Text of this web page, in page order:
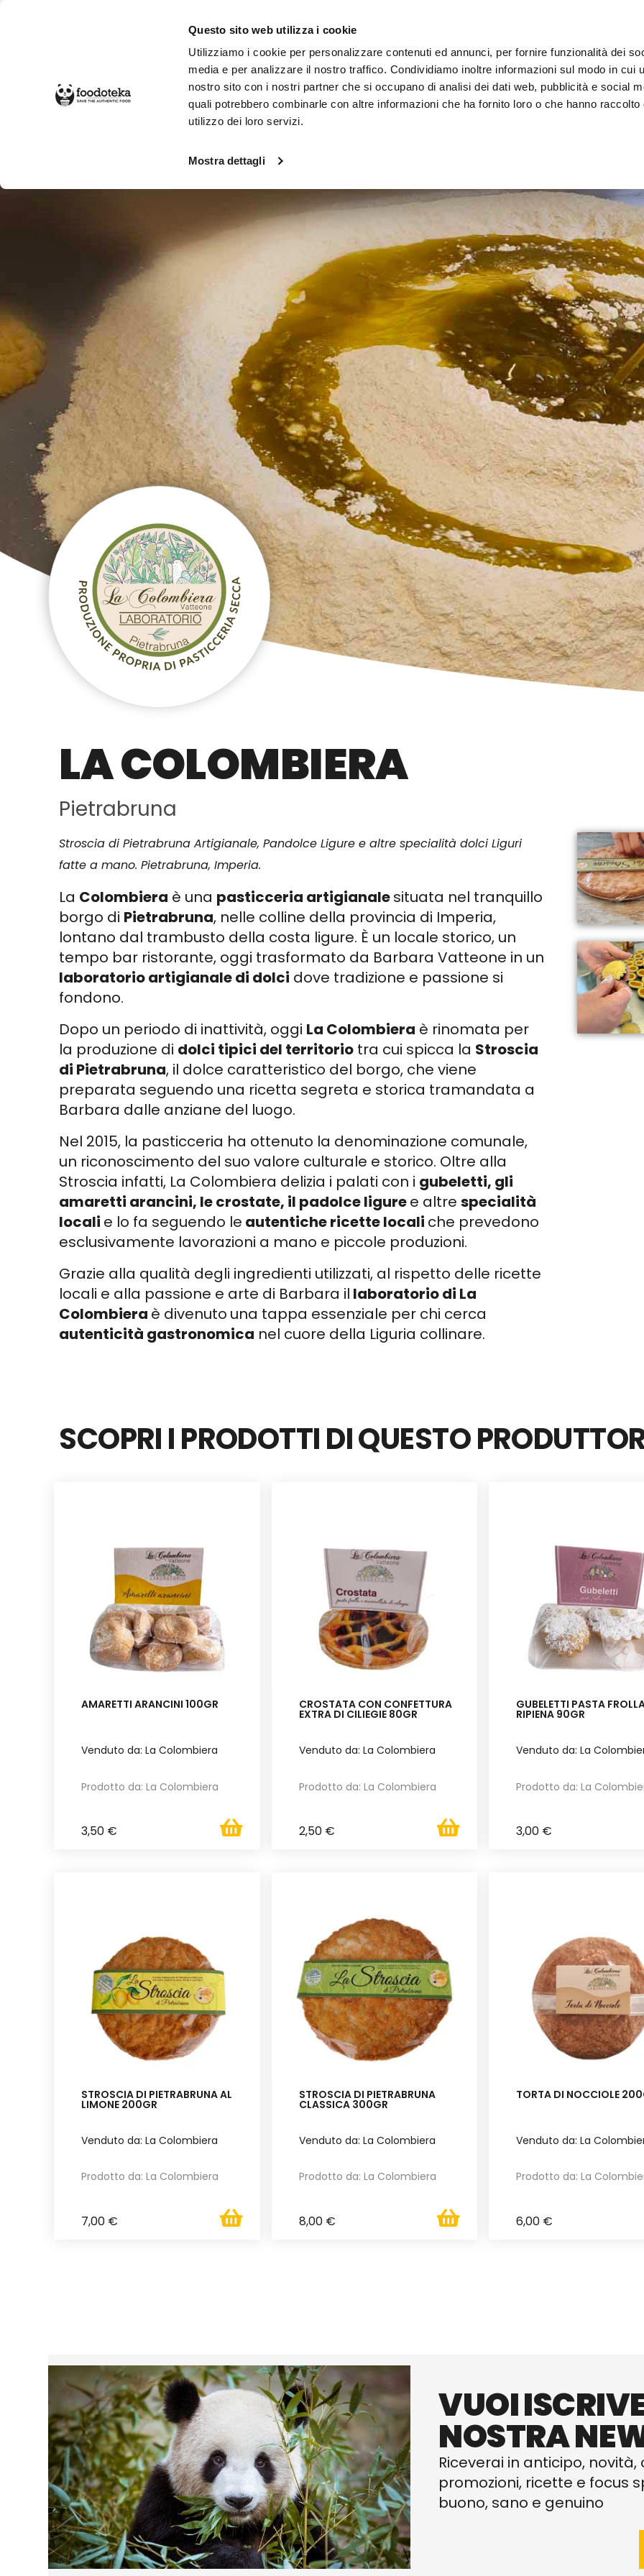
Questo sito web utilizza i cookie
Utilizziamo i cookie per personalizzare contenuti ed annunci, per fornire funzionalità dei
media e per analizzare il nostro traffico. Condividiamo inoltre informazioni sul modo in cui
nostro sito con i nostri partner che si occupano di analisi dei dati web, pubblicità e social
quali potrebbero combinarle con altre informazioni che ha fornito loro o che hanno raccolto
utilizzo dei loro servizi.
Mostra dettagli
SPESA ONLINE DA NON PERDERE LE BOTTEGHE
LA COLOMBIERA
Pietrabruna
Stroscia di Pietrabruna Artigianale, Pandolce Ligure e altre specialità dolci Liguri
fatte a mano. Pietrabruna, Imperia.
La Colombiera è una pasticceria artigianalesituata nel tranquillo
borgo di Pietrabruna, nelle colline della provincia di Imperia,
lontano dal trambusto della costa ligure. È un locale storico, un
tempo bar ristorante, oggi trasformato da Barbara Vatteone in un
laboratorio artigianale di dolci dove tradizione e passione si
fondono.
Dopo un periodo di inattività, oggi La Colombiera è rinomata per
la produzione di dolci tipici del territorio tra cui spicca la Stroscia
di Pietrabruna, il dolce caratteristico del borgo, che viene
preparata seguendo una ricetta segreta e storica tramandata a
Barbara dalle anziane del luogo.
Nel 2015, la pasticceria ha ottenuto la denominazione comunale,
un riconoscimento del suo valore culturale e storico. Oltre alla
Stroscia infatti, La Colombiera delizia i palati con i gubeletti, gli
amaretti arancini, le crostate, il padolce liguree altrespecialità
locali e lo fa seguendo le autentiche ricette locali che prevedono
esclusivamente lavorazioni a mano e piccole produzioni.
Grazie alla qualità degli ingredienti utilizzati, al rispetto delle ricette
locali e alla passione e arte di Barbara il laboratorio di La
Colombiera è divenuto una tappa essenziale per chi cerca
autenticità gastronomica nel cuore della Liguria collinare.
SCOPRI I PRODOTTI DI QUESTO
AMARETTI ARANCINI 100GR
Venduto da: La Colombiera
Prodotto da: La Colombiera
3,50 €
CROSTATA CON CONFETTURA
EXTRA DI CILIEGIE 80GR
Venduto da: La Colombiera
Prodotto da: La Colombiera
2,50 €
GUBELETTI PASTA
RIPIENA 90GR
Venduto da: La
Prodotto da: La
3,00 €
STROSCIA DI PIETRABRUNA AL
LIMONE 200GR
Venduto da: La Colombiera
Prodotto da: La Colombiera
7,00 €
STROSCIA DI PIETRABRUNA
CLASSICA 300GR
Venduto da: La Colombiera
Prodotto da: La Colombiera
8,00 €
TORTA DI NOCCIOLE
Venduto da: La
Prodotto da: La
6,00 €
VUOI
NOSTRA
Riceverai in anticipo, novità,
promozioni, ricette e focus
buono, sano e genuino